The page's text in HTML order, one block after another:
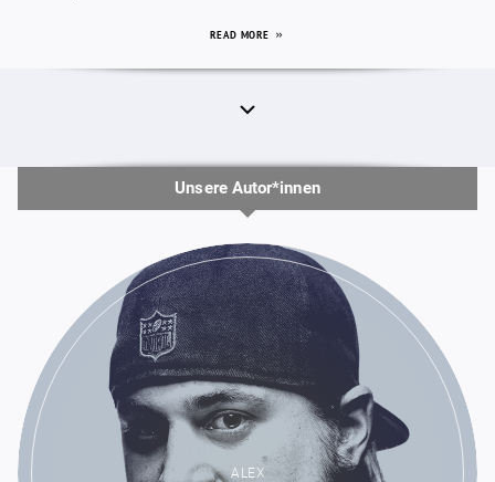
READ MORE
Unsere Autor*innen
ALEX